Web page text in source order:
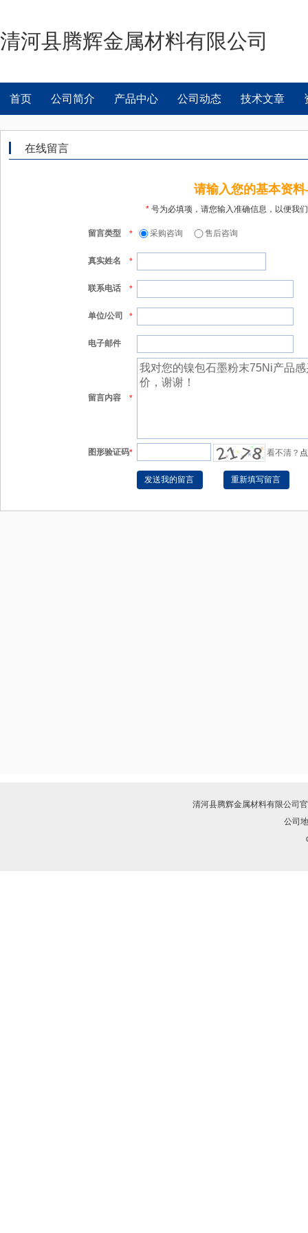
清河县腾辉金属材料有限公司
首页 公司简介 产品中心 公司动态 技术文章
在线留言
请输入您的基本资
* 号为必填项，请您输入准确信息，以便我
留言类型 * 采购咨询 售后咨询
真实姓名 *
联系电话 *
单位/公司 *
电子邮件
留言内容 *
图形验证码* 看不清？
清河县腾辉金属材料有限公司
公司